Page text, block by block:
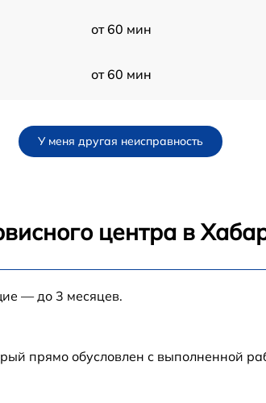
от 60 мин
от 60 мин
от 60 мин
У меня другая неисправность
центра в
— до 3 месяцев.
прямо обусловлен с выполненной